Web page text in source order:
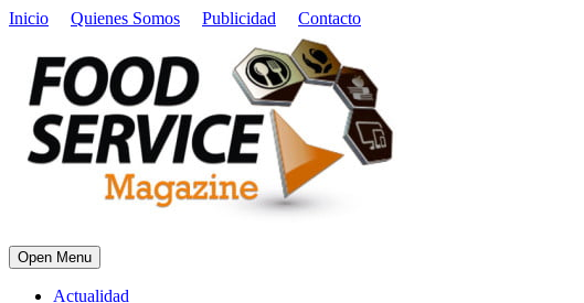
Inicio Quienes Somos Publicidad Contacto
Open Menu
Actualidad